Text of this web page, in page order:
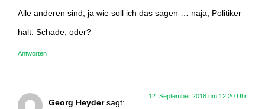
Alle anderen sind, ja wie soll ich das sagen … naja, Politiker
halt. Schade, oder?
Antworten
Georg Heyder sagt:
12. September 2018 um 12:20 Uhr